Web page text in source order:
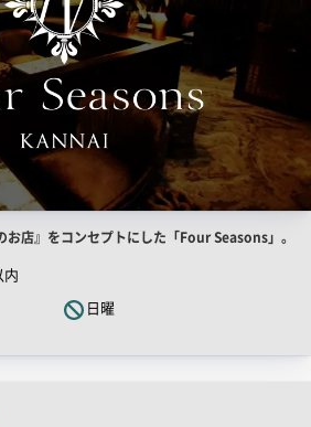
お店』をコンセプトにした「Four Seasons」。
内
日曜